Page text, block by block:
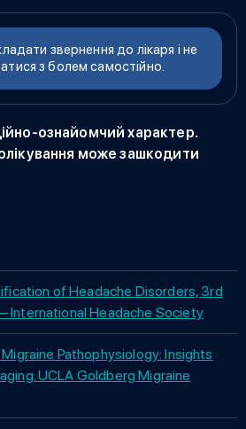
звернення до лікаря і не
з болем самостійно.
ознайомчий характер.
може зашкодити
of Headache Disorders, 3rd
International Headache Society
Pathophysiology: Insights
UCLA Goldberg Migraine